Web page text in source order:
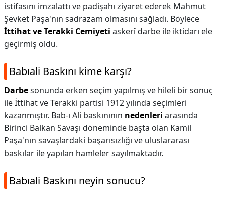
istifasını imzalattı ve padişahı ziyaret ederek Mahmut
Şevket Paşa'nın sadrazam olmasını sağladı. Böylece
İttihat ve Terakki Cemiyeti askerî darbe ile iktidarı ele
geçirmiş oldu.
Babıali Baskını kime karşı?
Darbesonunda erken seçim yapılmış ve hileli bir sonuç
ile İttihat ve Terakki partisi 1912 yılında seçimleri
kazanmıştır. Bab-ı Ali baskınının nedenleri arasında
Birinci Balkan Savaşı döneminde başta olan Kamil
Paşa'nın savaşlardaki başarısızlığı ve uluslararası
baskılar ile yapılan hamleler sayılmaktadır.
Babıali Baskını neyin sonucu?